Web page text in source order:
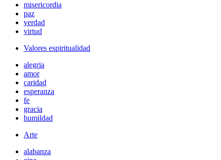
misericordia
paz
verdad
virtud
Valores espiritualidad
alegria
amor
caridad
esperanza
fe
gracia
humildad
Arte
alabanza